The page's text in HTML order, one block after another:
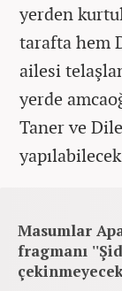
yerden
tarafta hem
ailesi
yerde
Taner ve
Masumlar
fragmanı